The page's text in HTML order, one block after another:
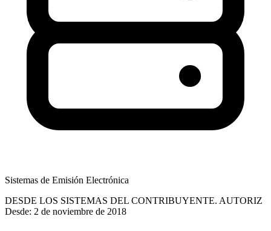
Sistemas de Emisión Electrónica
DESDE LOS SISTEMAS DEL CONTRIBUYENTE. AUTORIZ
Desde: 2 de noviembre de 2018